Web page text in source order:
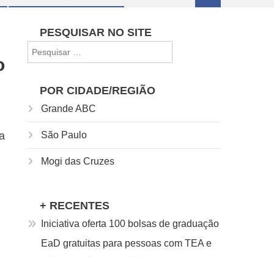
PESQUISAR NO SITE
por:
POR CIDADE/REGIÃO
Grande ABC
São Paulo
Mogi das Cruzes
+ RECENTES
Iniciativa oferta 100 bolsas de graduação
EaD gratuitas para pessoas com TEA e